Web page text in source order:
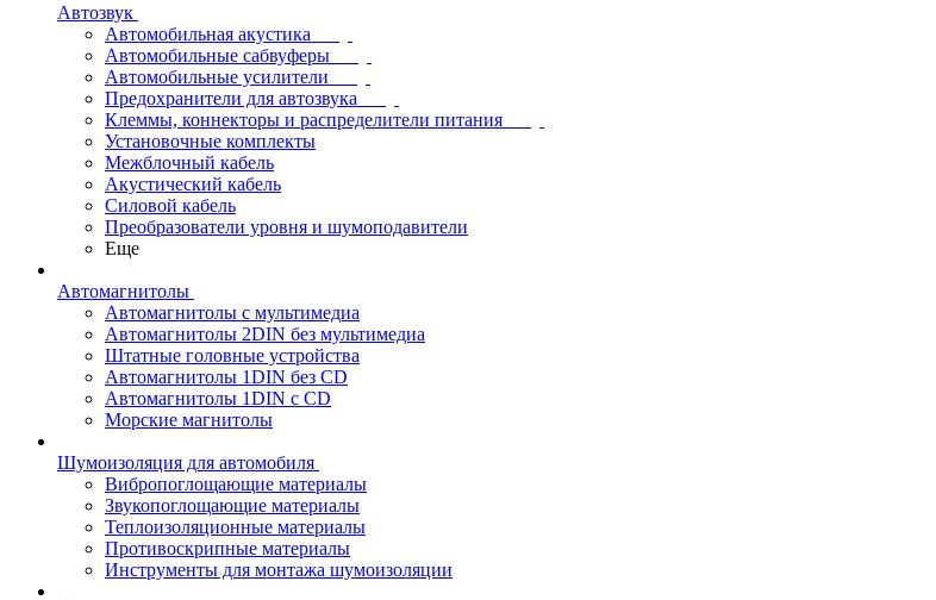
Автозвук
Автомобильная акустика
Автомобильные сабвуферы
Автомобильные усилители
Предохранители для автозвука
Клеммы, коннекторы и распределители питания
Установочные комплекты
Межблочный кабель
Акустический кабель
Силовой кабель
Преобразователи уровня и шумоподавители
Еще
Автомагнитолы
Автомагнитолы с мультимедиа
Автомагнитолы 2DIN без мультимедиа
Штатные головные устройства
Автомагнитолы 1DIN без CD
Автомагнитолы 1DIN с CD
Морские магнитолы
Шумоизоляция для автомобиля
Вибропоглощающие материалы
Звукопоглощающие материалы
Теплоизоляционные материалы
Противоскрипные материалы
Инструменты для монтажа шумоизоляции